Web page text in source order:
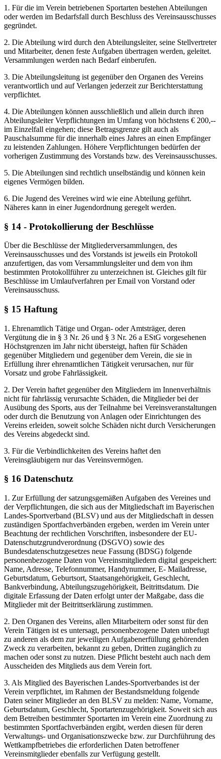
1. Für die im Verein betriebenen Sportarten bestehen Abteilungen
oder werden im Bedarfsfall durch Beschluss des Vereinsausschusses
gegründet.
2. Die Abteilung wird durch den Abteilungsleiter, seine Stellvertreter
und Mitarbeiter, denen feste Aufgaben übertragen werden, geleitet.
Versammlungen werden nach Bedarf einberufen.
3. Die Abteilungsleitung ist gegenüber den Organen des Vereins
verantwortlich und auf Verlangen jederzeit zur Berichterstattung
verpflichtet.
4. Die Abteilungen können ausschließlich und allein durch ihren
Abteilungsleiter Verpflichtungen im Umfang von höchstens € 200,--
im Einzelfall eingehen; diese Betragsgrenze gilt auch als
Pauschalsumme für die innerhalb eines Jahres an einen Empfänger
zu leistenden Zahlungen. Höhere Verpflichtungen bedürfen der
vorherigen Zustimmung des Vorstands bzw. des Vereinsausschusses.
5. Die Abteilungen sind rechtlich unselbständig und können kein
eigenes Vermögen bilden.
6. Die Jugend des Vereines wird wie eine Abteilung geführt.
Näheres kann in einer Jugendordnung geregelt werden.
§ 14 - Protokollierung der Beschlüsse
Über die Beschlüsse der Mitgliederversammlungen, des
Vereinsausschusses und des Vorstands ist jeweils ein Protokoll
anzufertigen, das vom Versammlungsleiter und dem von ihm
bestimmten Protokollführer zu unterzeichnen ist. Gleiches gilt für
Beschlüsse im Umlaufverfahren per Email von Vorstand oder
Vereinsausschuss.
§ 15 Haftung
1. Ehrenamtlich Tätige und Organ- oder Amtsträger, deren
Vergütung die in § 3 Nr. 26 und § 3 Nr. 26 a EStG vorgesehenen
Höchstgrenzen im Jahr nicht übersteigt, haften für Schäden
gegenüber Mitgliedern und gegenüber dem Verein, die sie in
Erfüllung ihrer ehrenamtlichen Tätigkeit verursachen, nur für
Vorsatz und grobe Fahrlässigkeit.
2. Der Verein haftet gegenüber den Mitgliedern im Innenverhältnis
nicht für fahrlässig verursachte Schäden, die Mitglieder bei der
Ausübung des Sports, aus der Teilnahme bei Vereinsveranstaltungen
oder durch die Benutzung von Anlagen oder Einrichtungen des
Vereins erleiden, soweit solche Schäden nicht durch Versicherungen
des Vereins abgedeckt sind.
3. Für die Verbindlichkeiten des Vereins haftet den
Vereinsgläubigern nur das Vereinsvermögen.
§ 16 Datenschutz
1. Zur Erfüllung der satzungsgemäßen Aufgaben des Vereines und
der Verpflichtungen, die sich aus der Mitgliedschaft im Bayerischen
Landes-Sportverband (BLSV) und aus der Mitgliedschaft in dessen
zuständigen Sportfachverbänden ergeben, werden im Verein unter
Beachtung der rechtlichen Vorschriften, insbesondere der EU-
Datenschutzgrundverordnung (DSGVO) sowie des
Bundesdatenschutzgesetzes neue Fassung (BDSG) folgende
personenbezogene Daten von Vereinsmitgliedern digital gespeichert:
Name, Adresse, Telefonnummer, Handynummer, E- Mailadresse,
Geburtsdatum, Geburtsort, Staatsangehörigkeit, Geschlecht,
Bankverbindung, Abteilungszugehörigkeit, Beitrittsdatum. Die
digitale Erfassung der Daten erfolgt unter der Maßgabe, dass die
Mitglieder mit der Beitrittserklärung zustimmen.
2. Den Organen des Vereins, allen Mitarbeitern oder sonst für den
Verein Tätigen ist es untersagt, personenbezogene Daten unbefugt
zu anderen als dem zur jeweiligen Aufgabenerfüllung gehörenden
Zweck zu verarbeiten, bekannt zu geben, Dritten zugänglich zu
machen oder sonst zu nutzen. Diese Pflicht besteht auch nach dem
Ausscheiden des Mitglieds aus dem Verein fort.
3. Als Mitglied des Bayerischen Landes-Sportverbandes ist der
Verein verpflichtet, im Rahmen der Bestandsmeldung folgende
Daten seiner Mitglieder an den BLSV zu melden: Name, Vorname,
Geburtsdatum, Geschlecht, Sportartenzugehörigkeit. Soweit sich aus
dem Betreiben bestimmter Sportarten im Verein eine Zuordnung zu
bestimmten Sportfachverbänden ergibt, werden diesen für deren
Verwaltungs- und Organisationszwecke bzw. zur Durchführung des
Wettkampfbetriebes die erforderlichen Daten betroffener
Vereinsmitglieder ebenfalls zur Verfügung gestellt.